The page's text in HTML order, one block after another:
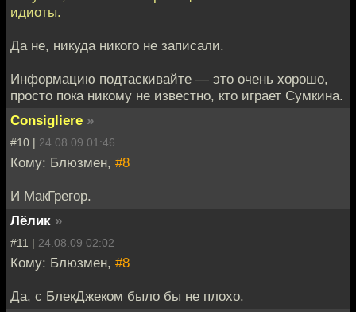
идиоты.
Да не, никуда никого не записали.
Информацию подтаскивайте — это очень хорошо,
просто пока никому не известно, кто играет Сумкина.
Consigliere »
#10 | 24.08.09 01:46
Кому: Блюзмен, #8
И МакГрегор.
Лёлик »
#11 | 24.08.09 02:02
Кому: Блюзмен, #8
Да, с БлекДжеком было бы не плохо.